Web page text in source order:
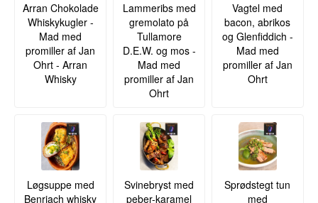
Arran Chokolade
Whiskykugler -
Mad med
promiller af Jan
Ohrt - Arran
Whisky
Lammeribs med
gremolato på
Tullamore
D.E.W. og mos -
Mad med
promiller af Jan
Ohrt
Vagtel med
bacon, abrikos
og Glenfiddich -
Mad med
promiller af Jan
Ohrt
Løgsuppe med
Benriach whisky
Svinebryst med
peber-karamel
Sprødstegt tun
med